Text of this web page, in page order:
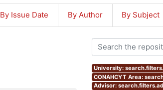
By Issue Date By Author By Subject
University:
CONAHCYT Area:
Advisor: